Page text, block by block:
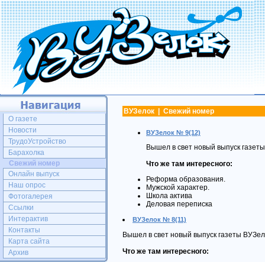
О газете
Новости
ТрудоУстройство
Барахолка
Свежий номер
Онлайн выпуск
Наш опрос
Фотогалерея
Ссылки
Интерактив
Контакты
Карта сайта
Архив
ВУЗелок | Свежий номер
ВУЗелок № 9(12)
Вышел в свет новый выпуск
Что же там интересного:
Реформа образования.
Мужской характер.
Школа актива
Деловая переписка
ВУЗелок № 8(11)
Вышел в свет новый выпуск газеты
Что же там интересного: